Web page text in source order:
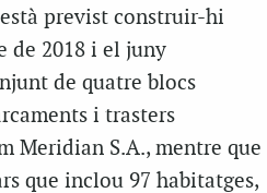
previst construir-hi
de 2018 i el juny
de quatre blocs
i trasters
Meridian S.A., mentre que
que inclou 97 habitatges,